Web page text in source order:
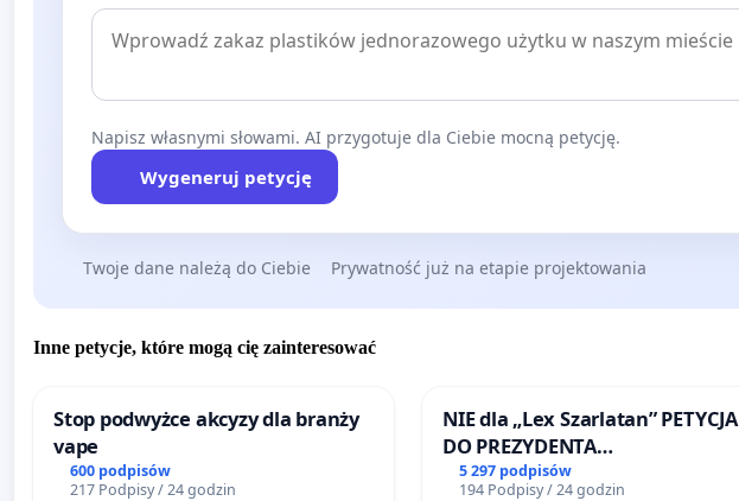
Napisz własnymi słowami. AI przygotuje dla Ciebie mocną petycję.
Wygeneruj petycję
Twoje dane należą do Ciebie Prywatność już na etapie projektowania
Inne petycje, które mogą cię zainteresować
Stop podwyżce akcyzy dla branży
vape
600 podpisów
217 Podpisy / 24 godzin
NIE dla „Lex Szarlatan” PETYCJA
DO PREZYDENTA
RZECZYPOSPOLITEJ POLSKIEJ
5 297 podpisów
194 Podpisy / 24 godzin